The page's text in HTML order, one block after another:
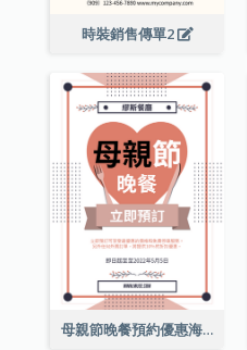
時裝銷售傳單2
母親節晚餐預約優惠海報